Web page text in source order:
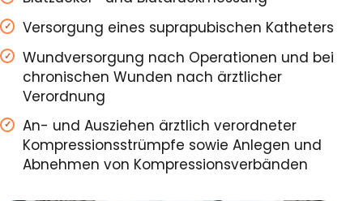
Versorgung eines suprapubischen Katheters
Wundversorgung nach Operationen und bei
chronischen Wunden nach ärztlicher
Verordnung
An- und Ausziehen ärztlich verordneter
Kompressionsstrümpfe sowie Anlegen und
Abnehmen von Kompressionsverbänden